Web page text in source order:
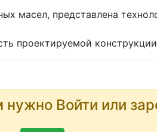
масел, представлена
проектируемой
Войти или